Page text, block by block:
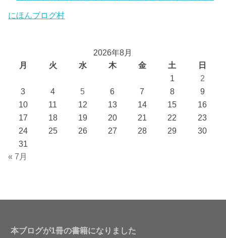
にほんブログ村
2026年8月
月
火 水 木 金 土
日
1
2
3
4 5 6 7 8
9
10
11 12 13 14 15
16
17
18 19 20 21 22
23
24
25 26 27 28 29
30
31
« 7月
本ブログが1冊の書籍になりました